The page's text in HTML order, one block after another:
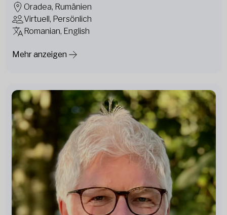
Oradea, Rumänien
Virtuell, Persönlich
Romanian, English
Mehr anzeigen